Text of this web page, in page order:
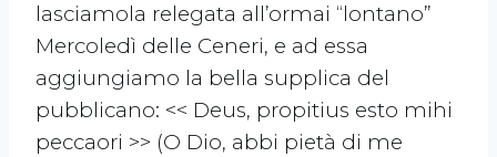
lasciamola relegata all’ormai “lontano”
Mercoledì delle Ceneri, e ad essa
aggiungiamo la bella supplica del
pubblicano: << Deus, propitius esto mihi
peccaori >> (O Dio, abbi pietà di me